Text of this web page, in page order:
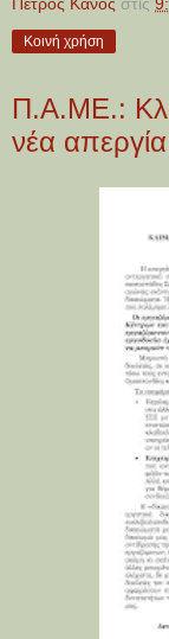
Πέτρος Κάνος στις
Κοινή χρήση
Π.Α.ΜΕ.:
νέα